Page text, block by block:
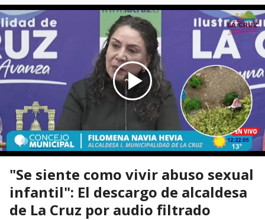
"Se siente como vivir abuso sexual
infantil": El descargo de alcaldesa
de La Cruz por audio filtrado